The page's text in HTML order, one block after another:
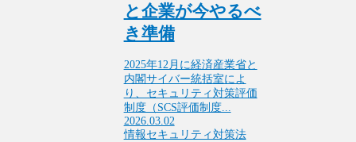
と企業が今やるべ
き準備
2025年12月に経済産業省と
内閣サイバー統括室によ
り、セキュリティ対策評価
制度（SCS評価制度...
2026.03.02
情報セキュリティ対策法